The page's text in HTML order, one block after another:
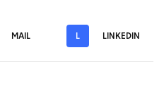
MAIL L LINKEDIN